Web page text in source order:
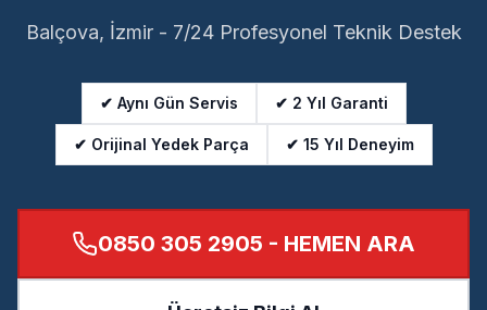
Balçova, İzmir - 7/24 Profesyonel Teknik Destek
✔ Aynı Gün Servis ✔ 2 Yıl Garanti
✔ Orijinal Yedek Parça ✔ 15 Yıl Deneyim
0850 305 2905 - HEMEN ARA